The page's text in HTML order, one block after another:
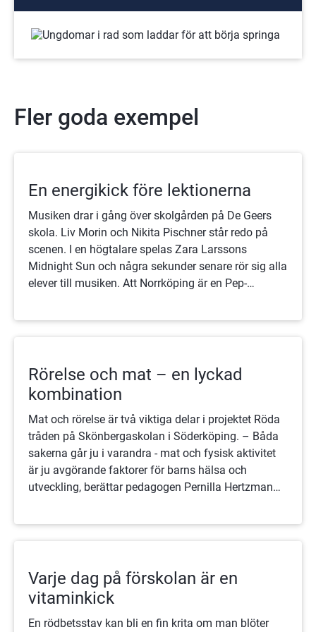
Fler goda exempel
En energikick före lektionerna
Musiken drar i gång över skolgården på De Geers
skola. Liv Morin och Nikita Pischner står redo på
scenen. I en högtalare spelas Zara Larssons
Midnight Sun och några sekunder senare rör sig alla
elever till musiken. Att Norrköping är en Pep-
Rörelse och mat – en lyckad
kombination
Mat och rörelse är två viktiga delar i projektet Röda
tråden på Skönbergaskolan i Söderköping. – Båda
sakerna går ju i varandra - mat och fysisk aktivitet
är ju avgörande faktorer för barns hälsa och
utveckling, berättar pedagogen Pernilla Hertzman
Varje dag på förskolan är en
vitaminkick
En rödbetsstav kan bli en fin krita om man blöter